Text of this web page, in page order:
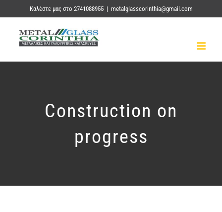
content
Καλέστε μας στο 2741088955 | metalglasscorinthia@gmail.com
Construction on
progress